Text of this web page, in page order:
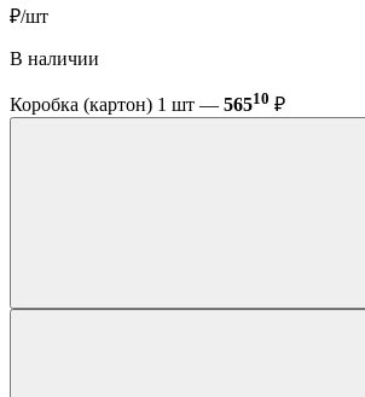
₽/шт
В наличии
Коробка (картон) 1 шт — 56510 ₽